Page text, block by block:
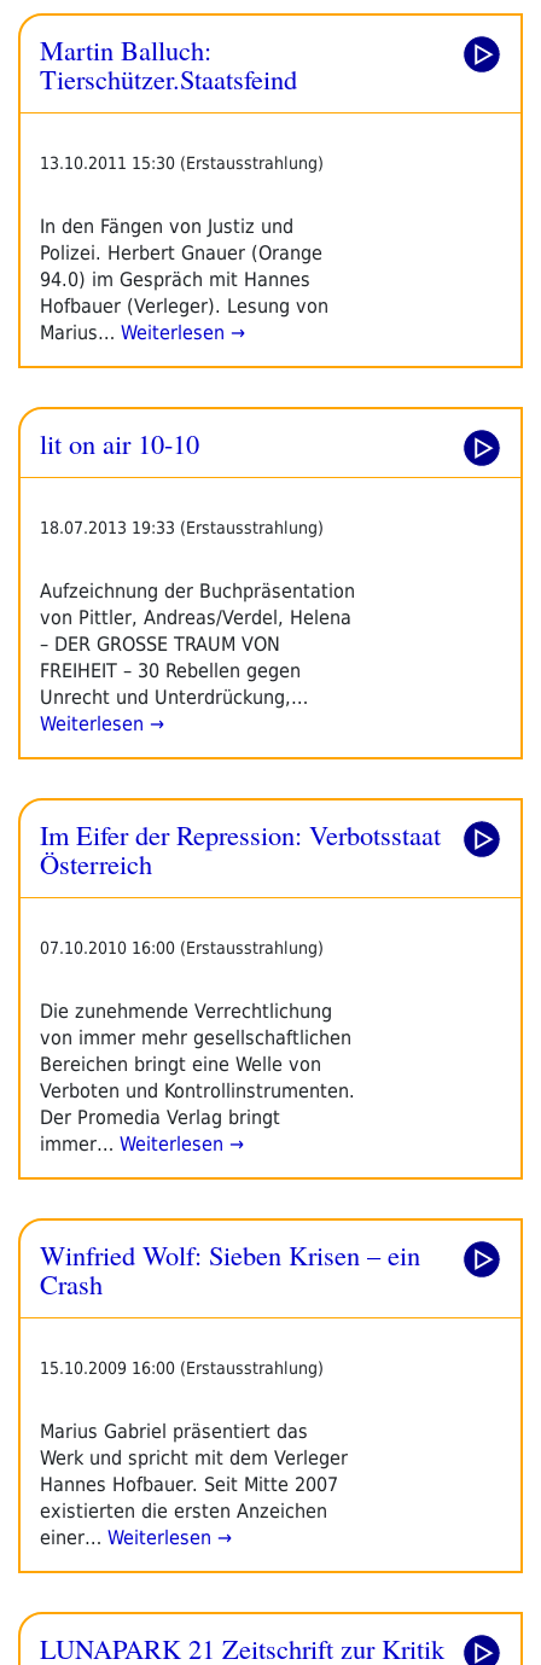
Martin Balluch:
Tierschützer.Staatsfeind
13.10.2011 15:30 (Erstausstrahlung)
In den Fängen von Justiz und
Polizei. Herbert Gnauer (Orange
94.0) im Gespräch mit Hannes
Hofbauer (Verleger). Lesung von
Marius… Weiterlesen →
lit on air 10-10
18.07.2013 19:33 (Erstausstrahlung)
Aufzeichnung der Buchpräsentation
von Pittler, Andreas/Verdel, Helena
– DER GROSSE TRAUM VON
FREIHEIT – 30 Rebellen gegen
Unrecht und Unterdrückung,…
Weiterlesen →
Im Eifer der Repression: Verbotsstaat
Österreich
07.10.2010 16:00 (Erstausstrahlung)
Die zunehmende Verrechtlichung
von immer mehr gesellschaftlichen
Bereichen bringt eine Welle von
Verboten und Kontrollinstrumenten.
Der Promedia Verlag bringt
immer… Weiterlesen →
Winfried Wolf: Sieben Krisen – ein
Crash
15.10.2009 16:00 (Erstausstrahlung)
Marius Gabriel präsentiert das
Werk und spricht mit dem Verleger
Hannes Hofbauer. Seit Mitte 2007
existierten die ersten Anzeichen
einer… Weiterlesen →
LUNAPARK 21 Zeitschrift zur Kritik